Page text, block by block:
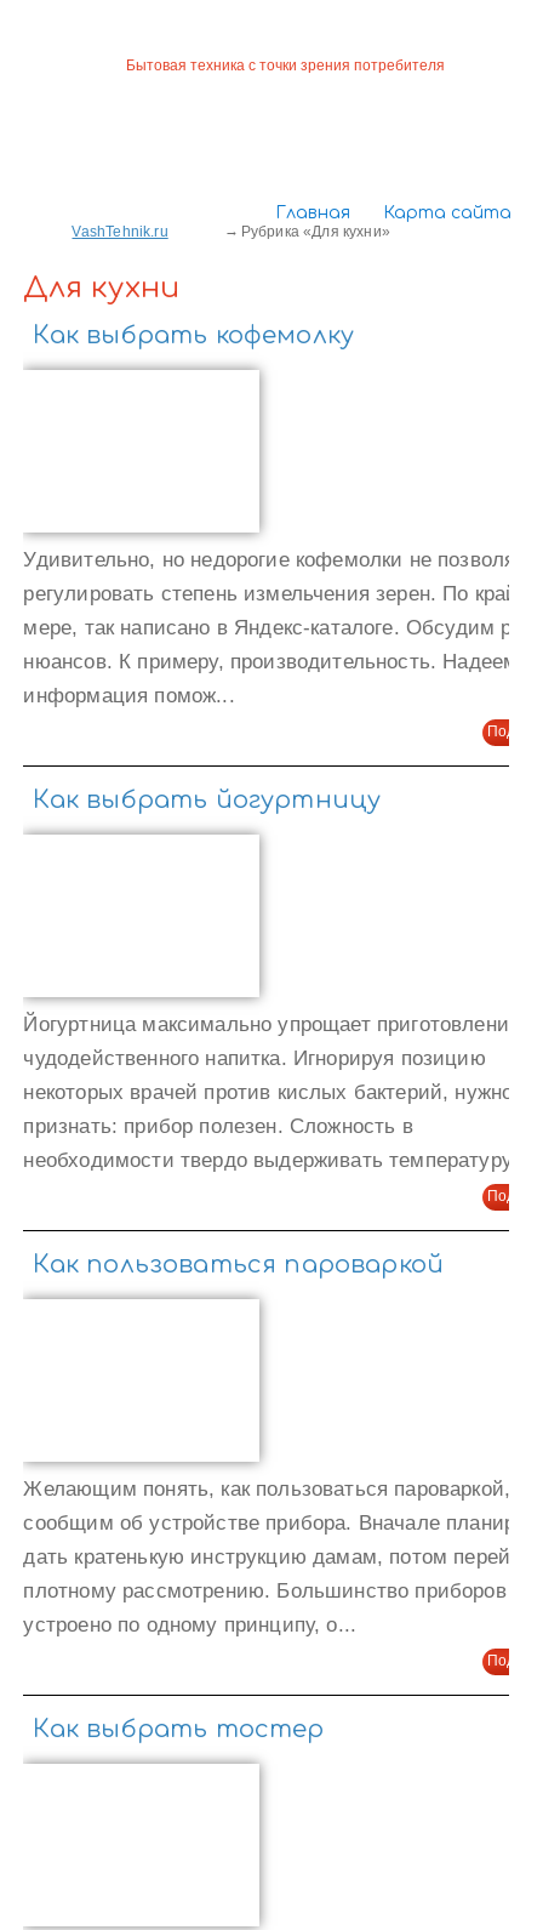
Главная Карта сайта
Бытовая техника с точки зрения потребителя
VashTehnik.ru Рубрика «Для кухни»
Для кухни
Как выбрать кофемолку
Удивительно, но недорогие кофемолки не позволяют
регулировать степень измельчения зерен. По
мере, так написано в Яндекс-каталоге. Обсудим ряд
нюансов. К примеру, производительность.
информация помож...
Как выбрать йогуртницу
Йогуртница максимально упрощает приготовление
чудодейственного напитка. Игнорируя позицию
некоторых врачей против кислых бактерий, нужно
признать: прибор полезен. Сложность в
необходимости твердо выдерживать температуру....
Как пользоваться пароваркой
Желающим понять, как пользоваться пароваркой,
сообщим об устройстве прибора. Вначале
дать кратенькую инструкцию дамам, потом
плотному рассмотрению. Большинство приборов
устроено по одному принципу, о...
Как выбрать тостер